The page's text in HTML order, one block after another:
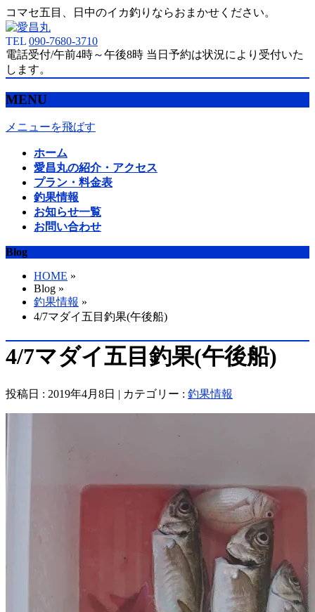
コマセ五目、日中のイカ釣りならおまかせください。
TEL 090-7680-3710
電話受付/午前4時～午後8時 当日予約は状況により受付いた
します。
MENU
メニューを飛ばす
ホーム
愛昌丸の紹介・アクセス
プラン・料金表
釣果情報
お知らせ一覧
お問い合わせ
Blog
HOME »
Blog »
釣果情報 »
4/7マダイ五目釣果(午後船)
4/7マダイ五目釣果(午後船)
投稿日 : 2019年4月8日 | カテゴリー : 釣果情報